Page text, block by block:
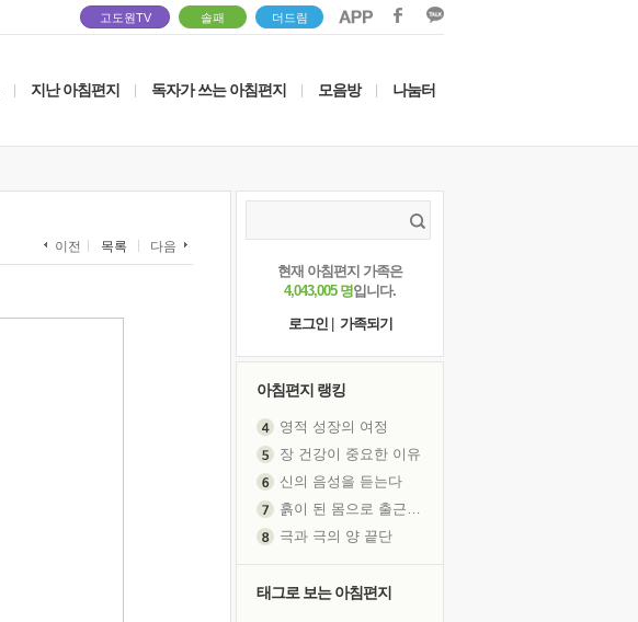
고도원TV 솔패 더드림
지난 아침편지 독자가 쓰는 아침편지 모음방 나눔터
이전 목록 다음
현재 아침편지 가족은
4,043,005 명입니다.
로그인
가족되기
아침편지 랭킹
영적 성장의 여정
장 건강이 중요한 이유
신의 음성을 듣는다
흙이 된 몸으로 출근하는 여자
극과 극의 양 끝단
태그로 보는 아침편지